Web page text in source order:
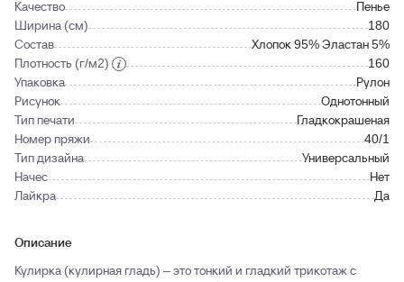
Качество
Пенье
Ширина (см)
180
Состав
Хлопок 95% Эластан 5%
Плотность (г/м2)
160
Упаковка
Рулон
Рисунок
Однотонный
Тип печати
Гладкокрашеная
Номер пряжи
40/1
Тип дизайна
Универсальный
Начес
Нет
Лайкра
Да
Описание
Кулирка (кулирная гладь) – это тонкий и гладкий трикотаж с